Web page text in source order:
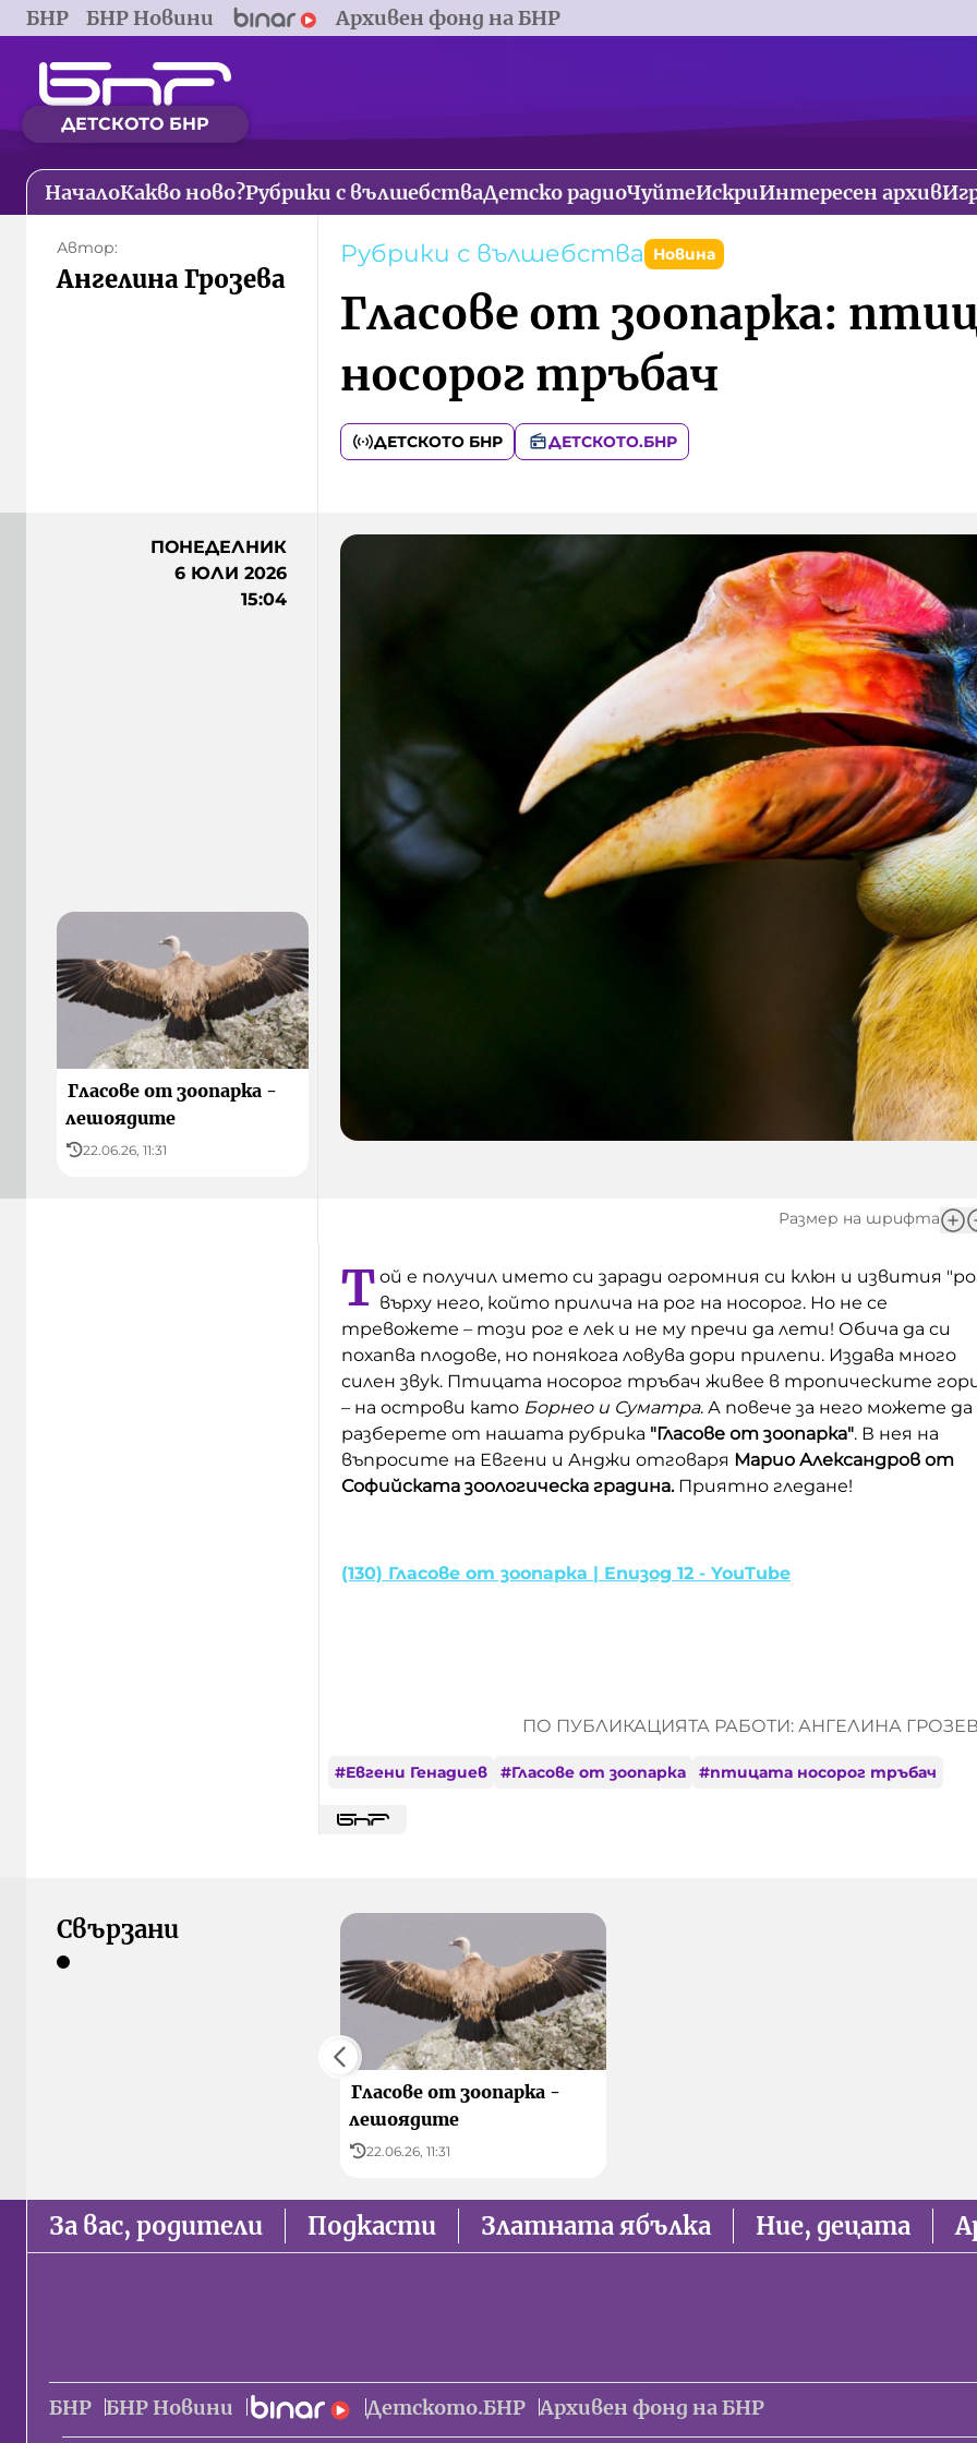
БНР БНР Новини Архивен фонд на БНР
ДЕТСКОТО БНР
НачалоКакво ново?Рубрики с вълшебстваДетско радиоЧуйтеИскриИнтересен архив
Автор:
Ангелина Грозева
Рубрики с вълшебства Новина
Гласове от зоопарка:
носорог тръбач
ДЕТСКОТО БНР ДЕТСКОТО.БНР
ПОНЕДЕЛНИК
6 ЮЛИ 2026
15:04
Гласове от зоопарка -
лешоядите
22.06.26, 11:31
Размер на шрифта
Т ой е получил името си заради огромния си клюн и извития
върху него, който прилича на рог на носорог. Но не се
тревожете – този рог е лек и не му пречи да лети! Обича да си
похапва плодове, но понякога ловува дори прилепи. Издава много
силен звук. Птицата носорог тръбач живее в тропическите
– на острови като Борнео и Суматра. А повече за него можете да
разберете от нашата рубрика "Гласове от зоопарка". В нея на
въпросите на Евгени и Анджи отговаря Марио Александров от
Софийската зоологическа градина.Приятно гледане!
(130) Гласове от зоопарка | Епизод 12 - YouTube
ПО ПУБЛИКАЦИЯТА РАБОТИ: АНГЕЛИНА
#Евгени Генадиев #Гласове от зоопарка #птицата носорог тръбач
Свързани
Гласове от зоопарка -
лешоядите
22.06.26, 11:31
За вас, родители Подкасти Златната ябълка Ние, децата
БНР БНР Новини Детското.БНР Архивен фонд на БНР